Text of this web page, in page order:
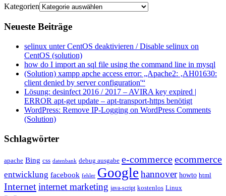
Kategorien
Neueste Beiträge
selinux unter CentOS deaktivieren / Disable selinux on
CentOS (solution)
how do I import an sql file using the command line in mysql
(Solution) xampp apche access error: „Apache2: ‚AH01630:
client denied by server configuration'“
Lösung: desinfect 2016 / 2017 – AVIRA key expired |
ERROR apt-get update – apt-transport-https benötigt
WordPress: Remove IP-Logging on WordPress Comments
(Solution)
Schlagwörter
apache Bing css datenbank debug ausgabe e-commerceecommerce
entwicklung facebook fehler Google hannover howto html
Internetinternet marketing java-script kostenlos Linux